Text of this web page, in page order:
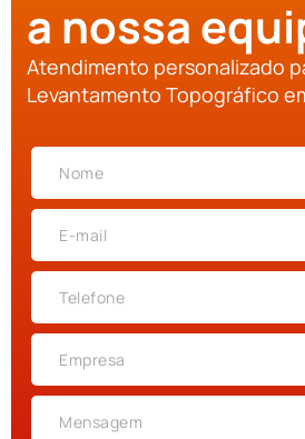
a nossa
Atendimento personalizado
Levantamento Topográfico